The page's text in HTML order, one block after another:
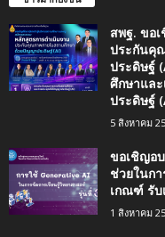
สพฐ. ขอ
ประกันคุ
ประดิษฐ์
ศึกษาแล
ประดิษฐ์
5 สิงหาคม
ขอเชิญอ
ช่วยในก
เกณฑ์ รับ
1 สิงหาคม